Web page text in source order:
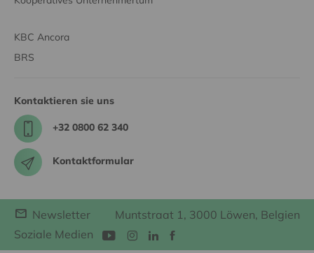
KBC Ancora
BRS
Kontaktieren sie uns
+32 0800 62 340
Kontaktformular
Newsletter
Muntstraat 1, 3000 Löwen, Belgien
Soziale Medien